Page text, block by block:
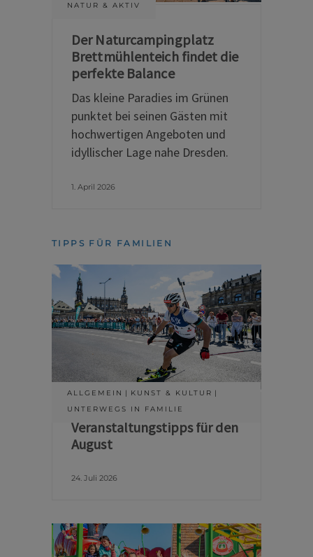
NATUR & AKTIV
Der Naturcampingplatz
Brettmühlenteich findet die
perfekte Balance
Das kleine Paradies im Grünen
punktet bei seinen Gästen mit
hochwertigen Angeboten und
idyllischer Lage nahe Dresden.
1. April 2026
TIPPS FÜR FAMILIEN
ALLGEMEIN
KUNST & KULTUR
UNTERWEGS IN FAMILIE
Veranstaltungstipps für den
August
24. Juli 2026